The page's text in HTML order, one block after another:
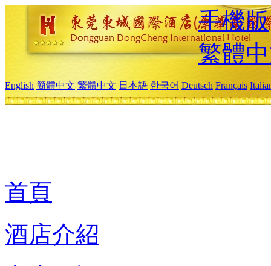
手機版
繁體
English 簡體中文 繁體中文 日本語 한국어 Deutsch Français
首頁
酒店介紹